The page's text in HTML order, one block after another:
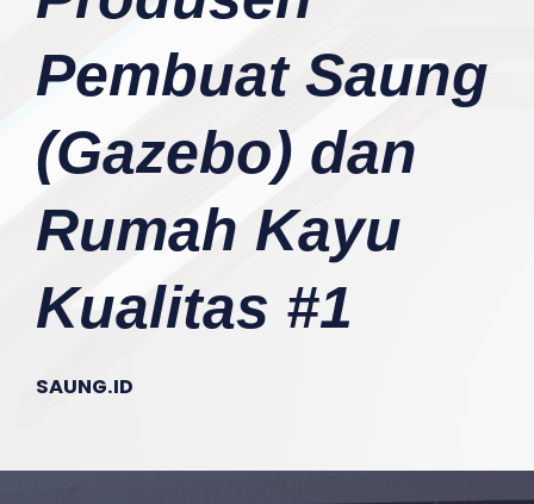
Pembuat Saung
(Gazebo) dan
Rumah Kayu
Kualitas #1
SAUNG.ID